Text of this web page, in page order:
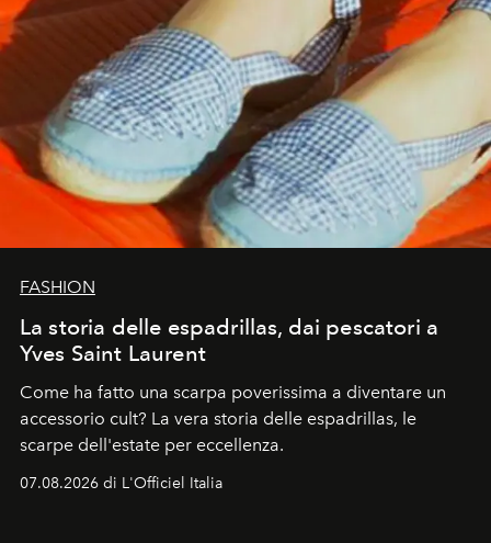
FASHION
La storia delle espadrillas, dai pescatori a
Yves Saint Laurent
Come ha fatto una scarpa poverissima a diventare un
accessorio cult? La vera storia delle espadrillas, le
scarpe dell'estate per eccellenza.
07.08.2026 di L'Officiel Italia